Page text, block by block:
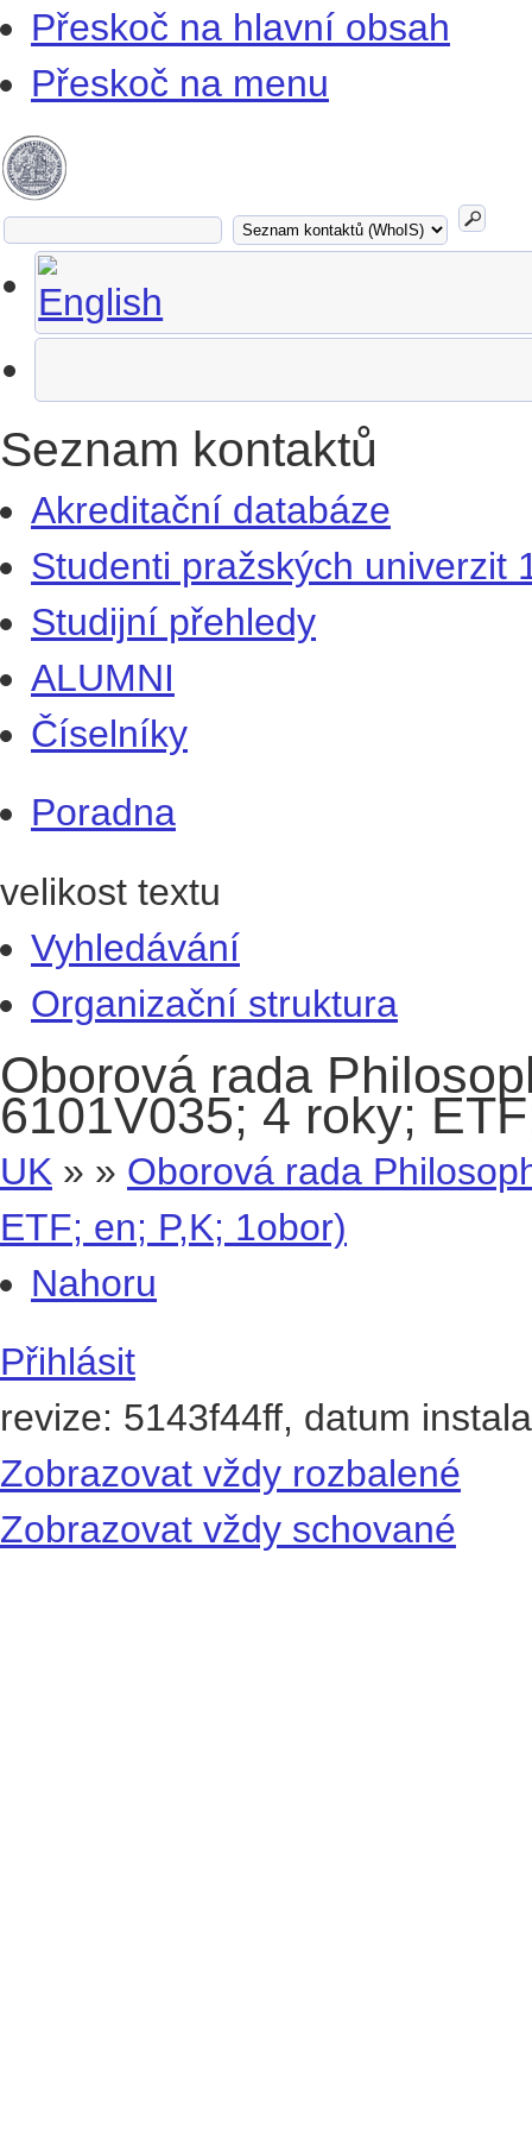
Přeskoč na hlavní obsah
Přeskoč na menu
Seznam kontaktů
Akreditační databáze
Studenti pražských univerzit
Studijní přehledy
ALUMNI
Číselníky
Poradna
velikost textu
Vyhledávání
Organizační struktura
Oborová rada
6101V035; 4 roky;
UK » » Oborová rada
ETF; en; P,K; 1obor)
Nahoru
Přihlásit
revize: 5143f44ff, datum
Zobrazovat vždy rozbalené
Zobrazovat vždy schované